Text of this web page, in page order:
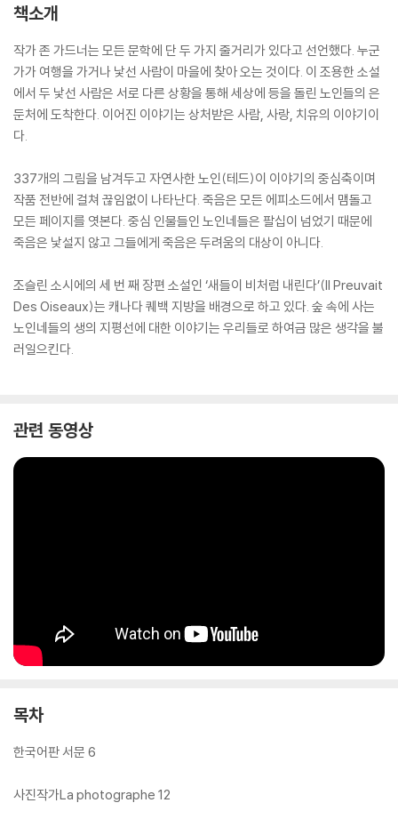
책소개
작가 존 가드너는 모든 문학에 단 두 가지 줄거리가 있다고 선언했다. 누군
가가 여행을 가거나 낯선 사람이 마을에 찾아 오는 것이다. 이 조용한 소설
에서 두 낯선 사람은 서로 다른 상황을 통해 세상에 등을 돌린 노인들의 은
둔처에 도착한다. 이어진 이야기는 상처받은 사람, 사랑, 치유의 이야기이
다.
337개의 그림을 남겨두고 자연사한 노인(테드)이 이야기의 중심축이며
작품 전반에 걸쳐 끊임없이 나타난다. 죽음은 모든 에피소드에서 맴돌고
모든 페이지를 엿본다. 중심 인물들인 노인네들은 팔십이 넘었기 때문에
죽음은 낯설지 않고 그들에게 죽음은 두려움의 대상이 아니다.
조슬린 소시에의 세 번 째 장편 소설인 ‘새들이 비처럼 내린다’(Il Preuvait
Des Oiseaux)는 캐나다 퀘백 지방을 배경으로 하고 있다. 숲 속에 사는
노인네들의 생의 지평선에 대한 이야기는 우리들로 하여금 많은 생각을 불
러일으킨다.
관련 동영상
목차
한국어판 서문 6
사진작가La photographe 12